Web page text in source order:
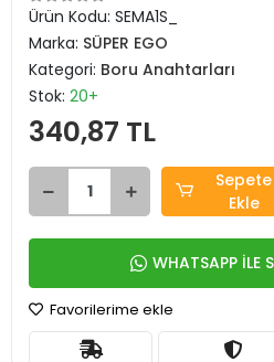
Ürün Kodu: SEMA1S_
Marka: SÜPER EGO
Kategori: Boru Anahtarları
Stok: 20+
340,87 TL
Sepete
Ekle
WHATSAPP İLE
Favorilerime ekle